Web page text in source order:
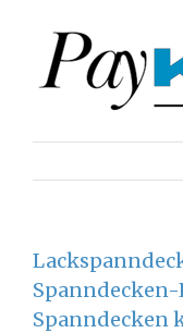
springen
Spanndecken